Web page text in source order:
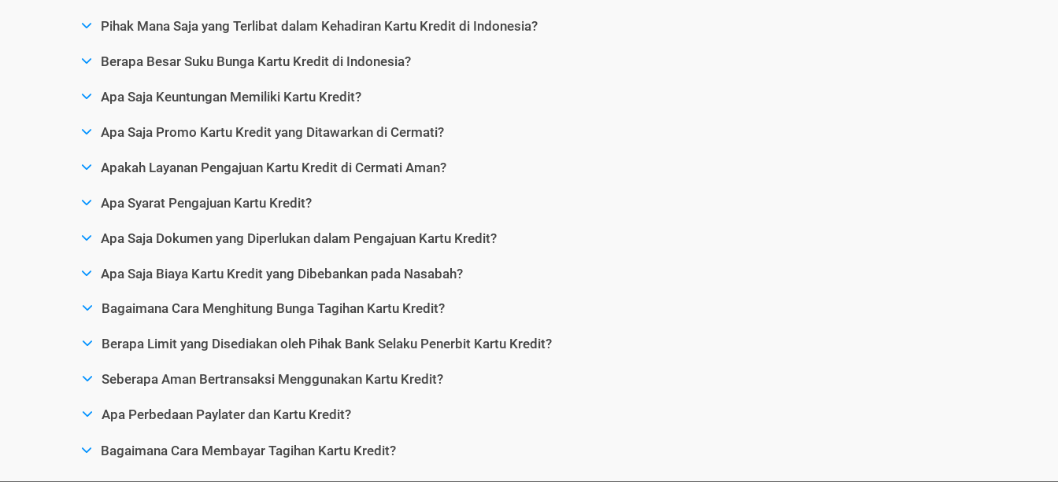
Pihak Mana Saja yang Terlibat dalam Kehadiran Kartu Kredit di Indonesia?
Berapa Besar Suku Bunga Kartu Kredit di Indonesia?
Apa Saja Keuntungan Memiliki Kartu Kredit?
Apa Saja Promo Kartu Kredit yang Ditawarkan di Cermati?
Apakah Layanan Pengajuan Kartu Kredit di Cermati Aman?
Apa Syarat Pengajuan Kartu Kredit?
Apa Saja Dokumen yang Diperlukan dalam Pengajuan Kartu Kredit?
Apa Saja Biaya Kartu Kredit yang Dibebankan pada Nasabah?
Bagaimana Cara Menghitung Bunga Tagihan Kartu Kredit?
Berapa Limit yang Disediakan oleh Pihak Bank Selaku Penerbit Kartu Kredit?
Seberapa Aman Bertransaksi Menggunakan Kartu Kredit?
Apa Perbedaan Paylater dan Kartu Kredit?
Bagaimana Cara Membayar Tagihan Kartu Kredit?